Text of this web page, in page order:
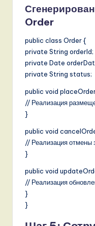
Order
public class Order {
private String orderId;
private Date
private String status;
public void
// Реализация
}
public void
// Реализация отмены
}
public void
// Реализация
}
}